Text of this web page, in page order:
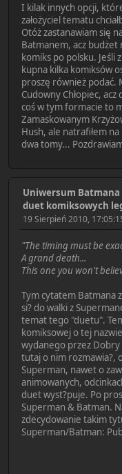
I kilak innych opcji,
założyciel tematu
Otóż zastanawiam się
Batmanem, acz budżet
komiks po polsku. Jeśli
kupna kilka komiksów
proszę również podać.
Cudowny Chłopiec,
coś w tym formacie to
Zamaskowanym
Hush, ale natrafiłem
dwa tomy...
Uniwersum Batmana
duet komiksowych
19 Sierpień 2010,
"The timing must be
A grand death...
This one you won't
Tym cytatem Batmana
si? do walki z
temat tego "duetu".
komiksowej o tej
wydanego przez Dobry
tutaj o nim rozmawia?,
Superman, nawet o
animowanych,
duet wyst?puje. Po
Superman & Batman.
zdecydowanie takim
Superman/Batman: